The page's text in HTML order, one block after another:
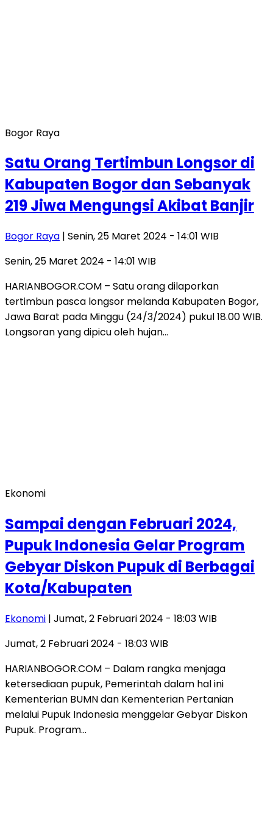
Bogor Raya
Satu Orang Tertimbun Longsor di
Kabupaten Bogor dan Sebanyak
219 Jiwa Mengungsi Akibat Banjir
Bogor Raya | Senin, 25 Maret 2024 - 14:01 WIB
Senin, 25 Maret 2024 - 14:01 WIB
HARIANBOGOR.COM – Satu orang dilaporkan
tertimbun pasca longsor melanda Kabupaten Bogor,
Jawa Barat pada Minggu (24/3/2024) pukul 18.00 WIB.
Longsoran yang dipicu oleh hujan…
Ekonomi
Sampai dengan Februari 2024,
Pupuk Indonesia Gelar Program
Gebyar Diskon Pupuk di Berbagai
Kota/Kabupaten
Ekonomi | Jumat, 2 Februari 2024 - 18:03 WIB
Jumat, 2 Februari 2024 - 18:03 WIB
HARIANBOGOR.COM – Dalam rangka menjaga
ketersediaan pupuk, Pemerintah dalam hal ini
Kementerian BUMN dan Kementerian Pertanian
melalui Pupuk Indonesia menggelar Gebyar Diskon
Pupuk. Program…